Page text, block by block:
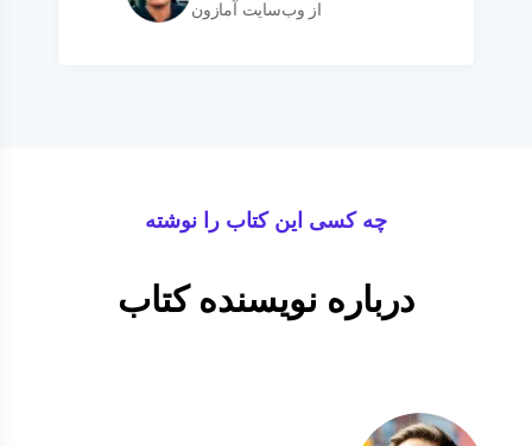
از وب‌سایت آمازون
چه کسی این کتاب را نوشته
درباره نویسنده کتاب